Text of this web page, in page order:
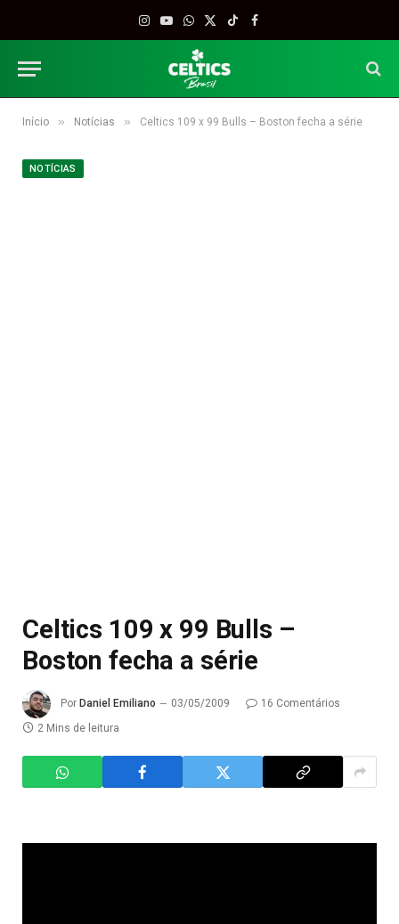
Instagram
YouTube
WhatsApp
X
TikTokFacebook
Início » Notícias » Celtics 109 x 99 Bulls – Boston fecha a série
NOTÍCIAS
Celtics 109 x 99 Bulls –
Boston fecha a série
Por Daniel Emiliano 03/05/2009
16 Comentários
2 Mins de leitura